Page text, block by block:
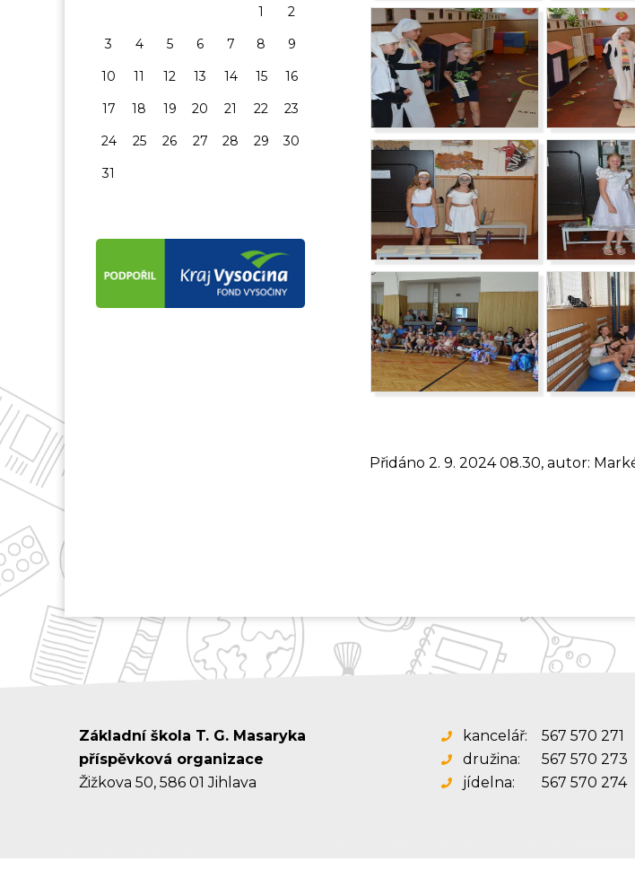
Přidáno 2. 9. 2024 08.30, autor:
1
2
3
4 5 6 7 8
9
10
11 12 13 14 15
16
17
18 19 20 21 22
23
24
25 26 27 28 29
30
31
Základní škola T. G. Masaryka
příspěvková organizace
Žižkova 50, 586 01 Jihlava
kancelář:
567 570 271
družina:
567 570 273
jídelna:
567 570 274